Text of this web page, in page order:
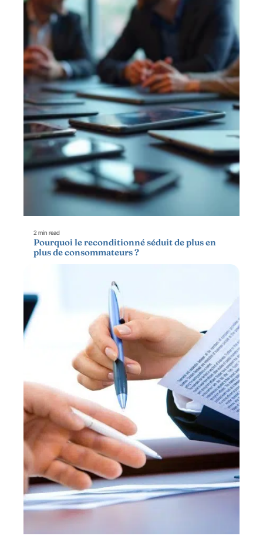
2 min read
Pourquoi le reconditionné séduit de plus en
plus de consommateurs ?